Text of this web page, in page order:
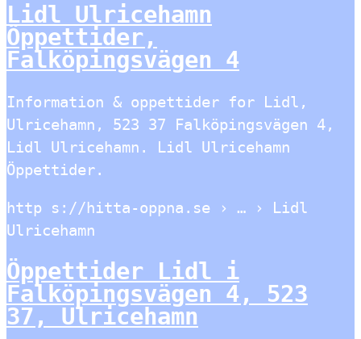
Lidl Ulricehamn
Öppettider,
Falköpingsvägen 4
Information & oppettider for Lidl,
Ulricehamn, 523 37 Falköpingsvägen 4,
Lidl Ulricehamn. Lidl Ulricehamn
Öppettider.
http s://hitta-oppna.se › … › Lidl
Ulricehamn
Öppettider Lidl i
Falköpingsvägen 4, 523
37, Ulricehamn